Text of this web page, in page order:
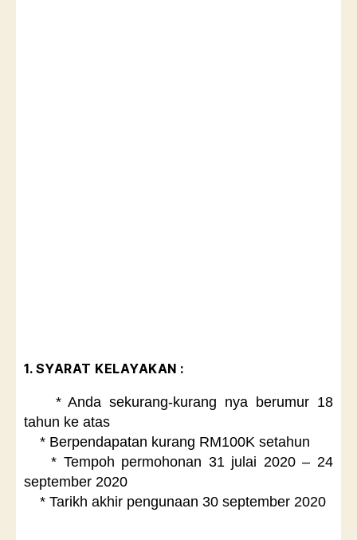
1. SYARAT KELAYAKAN :
* Anda sekurang-kurang nya berumur 18
tahun ke atas
* Berpendapatan kurang RM100K setahun
* Tempoh permohonan 31 julai 2020 – 24
september 2020
* Tarikh akhir pengunaan 30 september 2020